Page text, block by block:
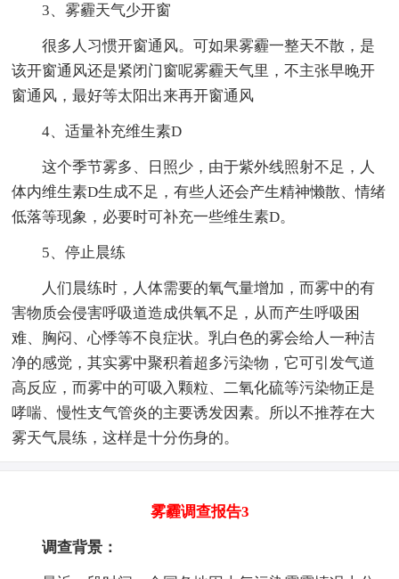
3、雾霾天气少开窗
很多人习惯开窗通风。可如果雾霾一整天不散，是
该开窗通风还是紧闭门窗呢雾霾天气里，不主张早晚开
窗通风，最好等太阳出来再开窗通风
4、适量补充维生素D
这个季节雾多、日照少，由于紫外线照射不足，人
体内维生素D生成不足，有些人还会产生精神懒散、情绪
低落等现象，必要时可补充一些维生素D。
5、停止晨练
人们晨练时，人体需要的氧气量增加，而雾中的有
害物质会侵害呼吸道造成供氧不足，从而产生呼吸困
难、胸闷、心悸等不良症状。乳白色的雾会给人一种洁
净的感觉，其实雾中聚积着超多污染物，它可引发气道
高反应，而雾中的可吸入颗粒、二氧化硫等污染物正是
哮喘、慢性支气管炎的主要诱发因素。所以不推荐在大
雾天气晨练，这样是十分伤身的。
雾霾调查报告3
调查背景：